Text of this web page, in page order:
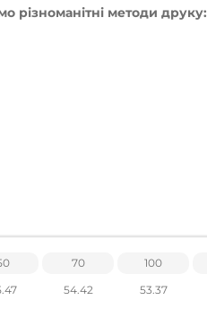
різноманітні методи друку:
по тел .: +38 095 931 76 31
70 100
54.42 53.37